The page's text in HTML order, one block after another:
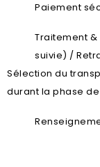
Paiement
Traitement &
suivie) /
Sélection du
durant la phase